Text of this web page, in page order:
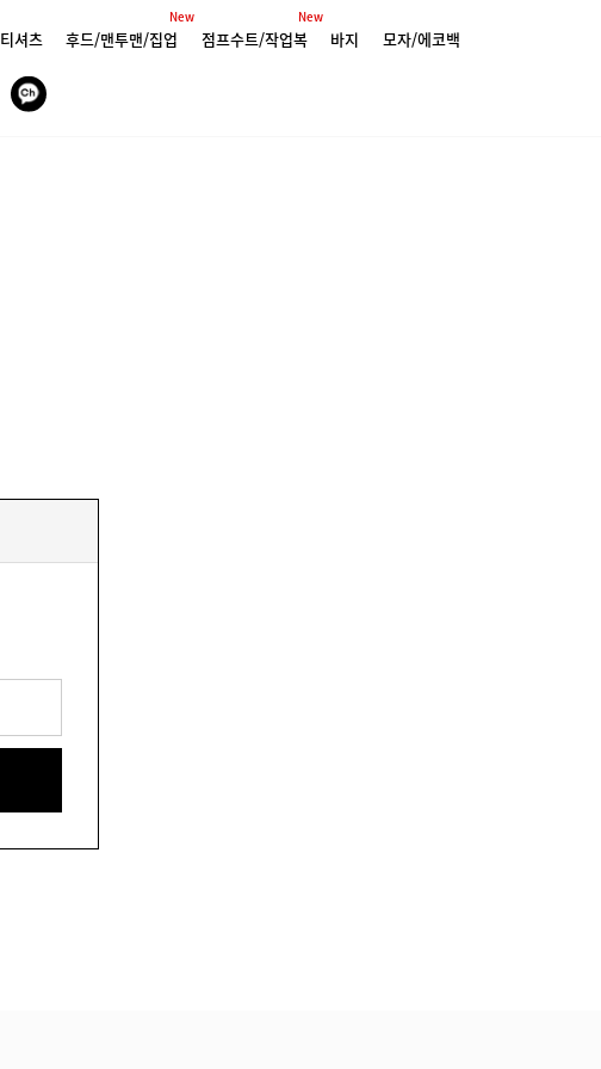
티셔츠 후드/맨투맨/집업
New
점프수트/작업복
New
바지 모자/에코백